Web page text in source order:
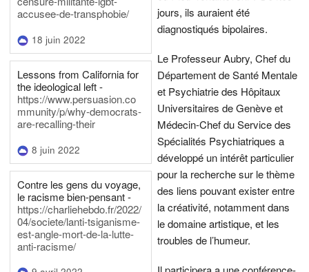
accusee-de-transphobie/
18 juin 2022
Lessons from California for
the ideological left -
https://www.persuasion.co
mmunity/p/why-democrats-
are-recalling-their
8 juin 2022
Contre les gens du voyage,
le racisme bien-pensant -
https://charliehebdo.fr/2022/
04/societe/lanti-tsiganisme-
est-angle-mort-de-la-lutte-
anti-racisme/
jours, ils auraient été
diagnostiqués bipolaires.
Le Professeur Aubry, Chef du
Département de Santé Mentale
et Psychiatrie des Hôpitaux
Universitaires de Genève et
Médecin-Chef du Service des
Spécialités Psychiatriques a
développé un intérêt particulier
pour la recherche sur le thème
des liens pouvant exister entre
la créativité, notamment dans
le domaine artistique, et les
troubles de l’humeur.